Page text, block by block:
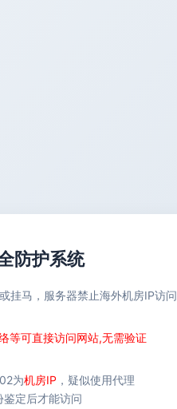
防护系统
挂马，服务器禁止海外机房IP访问
等可直接访问网站,无需验证
为机房IP ，疑似使用代理
鉴定后才能访问